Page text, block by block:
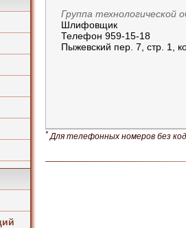
Группа технологической
Шлифовщик
Телефон 959-15-18
Пыжевский пер. 7, стр. 1,
*Для телефонных номеров без